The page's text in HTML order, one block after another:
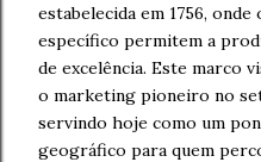
estabelecida em 1756,
específico permitem a
de excelência. Este marco
o marketing pioneiro no
servindo hoje como um
geográfico para quem